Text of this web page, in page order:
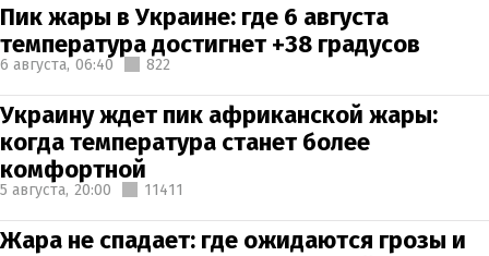
Пик жары в Украине: где 6 августа
температура достигнет +38 градусов
6 августа, 06:40 822
Украину ждет пик африканской жары:
когда температура станет более
комфортной
5 августа, 20:00 11411
Жара не спадает: где ожидаются грозы и